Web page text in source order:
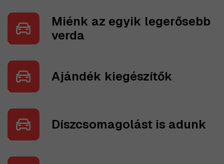
Miénk az egyik legerősebb
verda
Ajándék kiegészítők
Díszcsomagolást is adunk